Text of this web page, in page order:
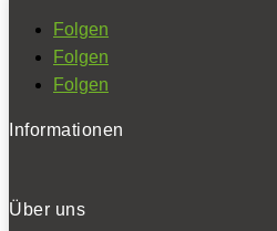
BELIEBTE TESTS
Folgen
Folgen
Folgen
Informationen
Über uns